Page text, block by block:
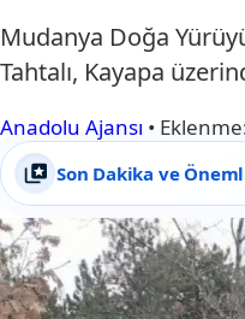
Mudanya Doğa
Tahtalı, Kayapa
Anadolu Ajansı •
Son Dakika ve